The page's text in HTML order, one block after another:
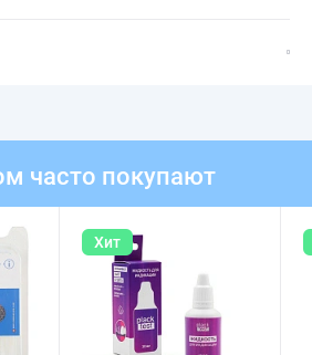
часто покупают
Хит